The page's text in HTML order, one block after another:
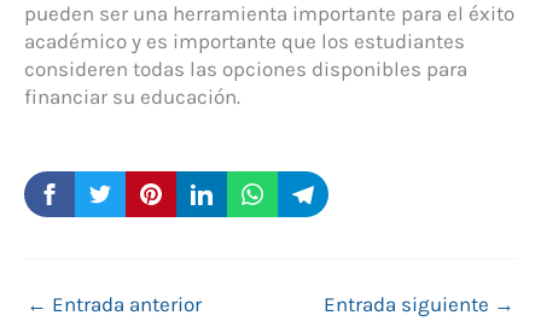
pueden ser una herramienta importante para el éxito
académico y es importante que los estudiantes
consideren todas las opciones disponibles para
financiar su educación.
← Entrada anterior Entrada siguiente →